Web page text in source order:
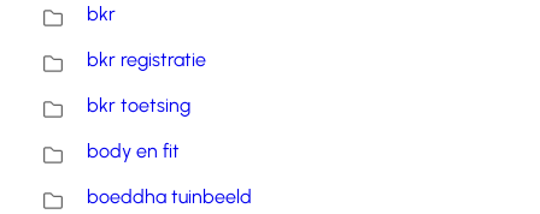
bkr
bkr registratie
bkr toetsing
body en fit
boeddha tuinbeeld